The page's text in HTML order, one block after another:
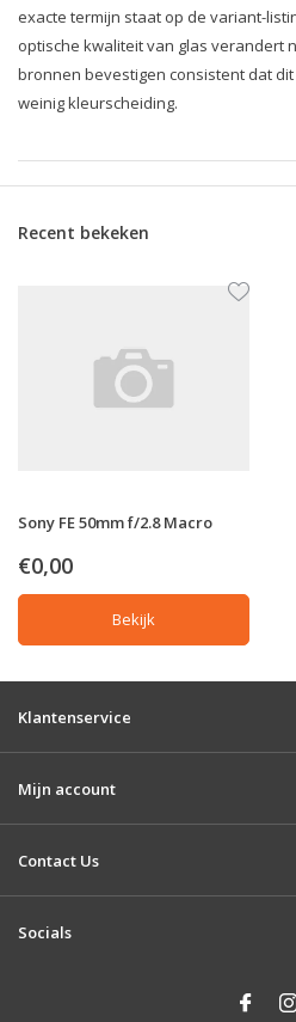
exacte termijn staat op de variant-
optische kwaliteit van glas verandert
bronnen bevestigen consistent dat
weinig kleurscheiding.
Recent bekeken
Sony FE 50mm f/2.8 Macro
€0,00
Bekijk
Klantenservice
Mijn account
Contact Us
Socials